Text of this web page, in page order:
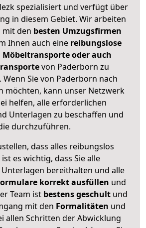
spezialisiert und verfügt über
in diesem Gebiet. Wir arbeiten
mit den besten Umzugsfirmen
Ihnen auch eine reibungslose
Möbeltransporte oder auch
von Paderborn zu
Sie von Paderborn nach
möchten, kann unser Netzwerk
helfen, alle erforderlichen
Unterlagen zu beschaffen und
durchzuführen.
dass alles reibungslos
es wichtig, dass Sie alle
bereithalten und alle
korrekt ausfüllen und
Team ist bestens geschult und
mit den Formalitäten und
allen Schritten der Abwicklung